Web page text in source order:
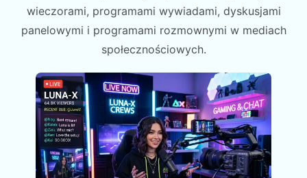
wieczorami, programami wywiadami, dyskusjami
panelowymi i programami rozmownymi w mediach
społecznościowych.